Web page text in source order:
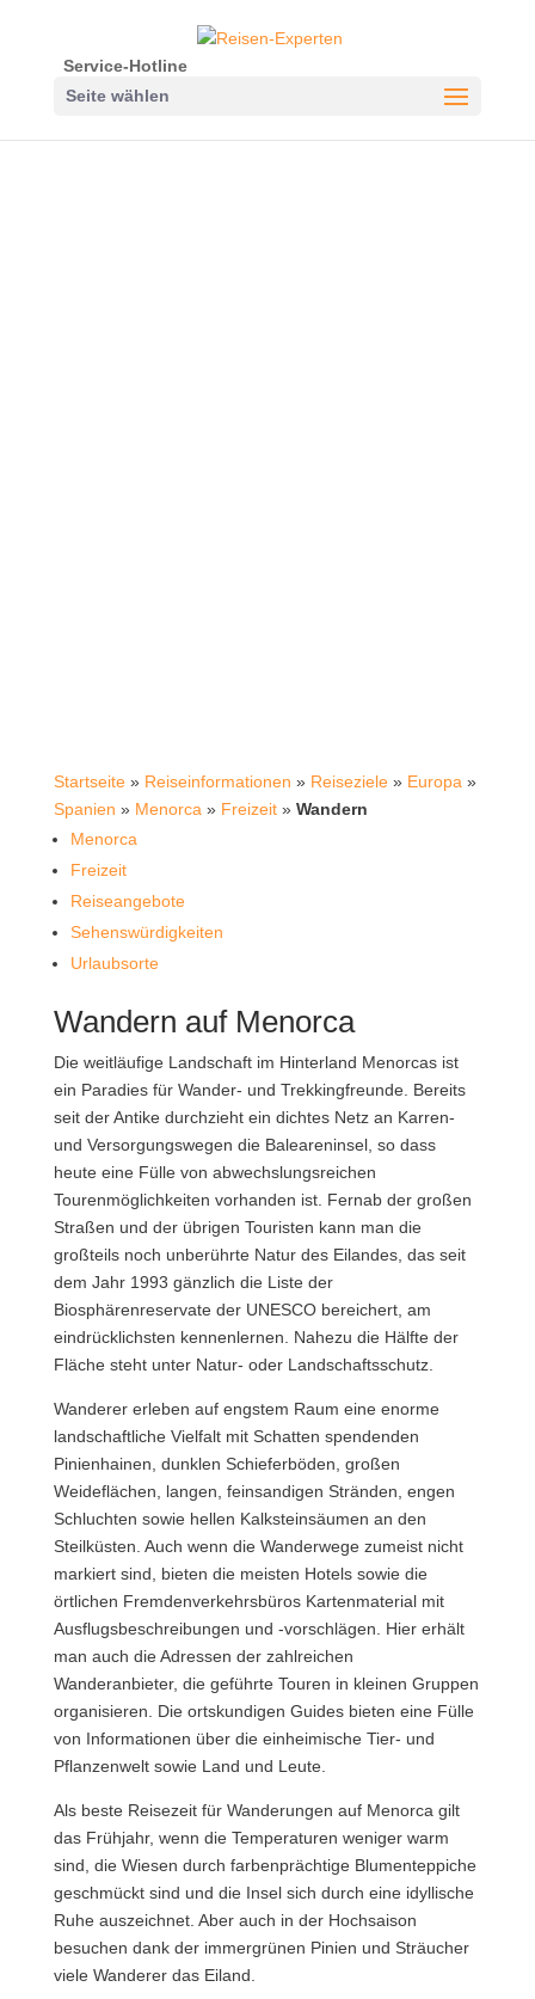
Service-Hotline
Seite wählen
Startseite» Reiseinformationen » Reiseziele» Europa »
Spanien » Menorca » Freizeit» Wandern
Menorca
Freizeit
Reiseangebote
Sehenswürdigkeiten
Urlaubsorte
Wandern auf Menorca
Die weitläufige Landschaft im Hinterland Menorcas ist
ein Paradies für Wander- und Trekkingfreunde. Bereits
seit der Antike durchzieht ein dichtes Netz an Karren-
und Versorgungswegen die Baleareninsel, so dass
heute eine Fülle von abwechslungsreichen
Tourenmöglichkeiten vorhanden ist. Fernab der großen
Straßen und der übrigen Touristen kann man die
großteils noch unberührte Natur des Eilandes, das seit
dem Jahr 1993 gänzlich die Liste der
Biosphärenreservate der UNESCO bereichert, am
eindrücklichsten kennenlernen. Nahezu die Hälfte der
Fläche steht unter Natur- oder Landschaftsschutz.
Wanderer erleben auf engstem Raum eine enorme
landschaftliche Vielfalt mit Schatten spendenden
Pinienhainen, dunklen Schieferböden, großen
Weideflächen, langen, feinsandigen Stränden, engen
Schluchten sowie hellen Kalksteinsäumen an den
Steilküsten. Auch wenn die Wanderwege zumeist nicht
markiert sind, bieten die meisten Hotels sowie die
örtlichen Fremdenverkehrsbüros Kartenmaterial mit
Ausflugsbeschreibungen und -vorschlägen. Hier erhält
man auch die Adressen der zahlreichen
Wanderanbieter, die geführte Touren in kleinen Gruppen
organisieren. Die ortskundigen Guides bieten eine Fülle
von Informationen über die einheimische Tier- und
Pflanzenwelt sowie Land und Leute.
Als beste Reisezeit für Wanderungen auf Menorca gilt
das Frühjahr, wenn die Temperaturen weniger warm
sind, die Wiesen durch farbenprächtige Blumenteppiche
geschmückt sind und die Insel sich durch eine idyllische
Ruhe auszeichnet. Aber auch in der Hochsaison
besuchen dank der immergrünen Pinien und Sträucher
viele Wanderer das Eiland.